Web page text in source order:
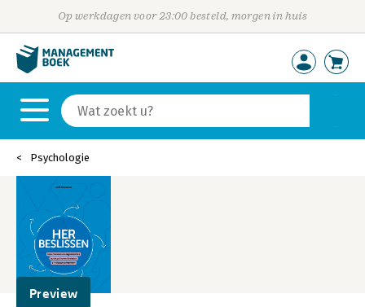
Op werkdagen voor 23:00 besteld, morgen in huis
Psychologie
Preview